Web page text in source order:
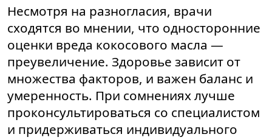
Несмотря на разногласия, врачи
сходятся во мнении, что односторонние
оценки вреда кокосового масла —
преувеличение. Здоровье зависит от
множества факторов, и важен баланс и
умеренность. При сомнениях лучше
проконсультироваться со специалистом
и придерживаться индивидуального